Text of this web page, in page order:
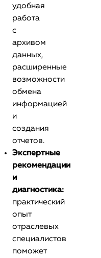
удобная
работа
с
архивом
данных,
расширенные
возможности
обмена
информацией
и
создания
отчетов.
Экспертные
рекомендации
и
диагностика:
практический
опыт
отраслевых
специалистов
поможет